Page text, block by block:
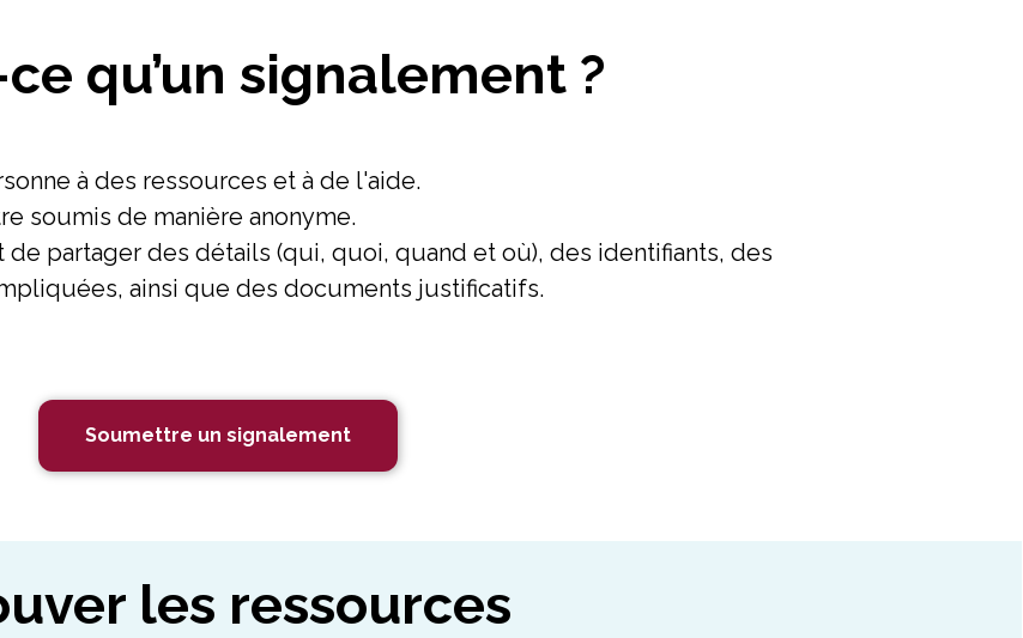
ce qu’un signalement ?
à des ressources et à de l'aide.
soumis de manière anonyme.
partager des détails (qui, quoi, quand et où), des identifiants, des
ainsi que des documents justificatifs.
Soumettre un signalement
les ressources